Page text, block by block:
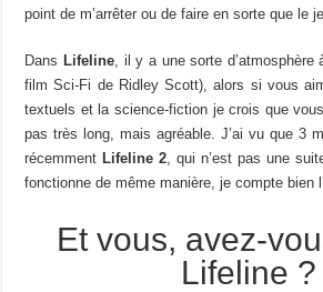
point de m’arrêter ou de faire en sorte que le
Dans Lifeline, il y a une sorte d’atmosphère
film Sci-Fi de Ridley Scott), alors si vous
textuels et la science-fiction je crois que
pas très long, mais agréable. J’ai vu que 3
récemmentLifeline 2 , qui n’est pas une
fonctionne de même manière, je compte bien
Et vous, avez-
Lifeline ?